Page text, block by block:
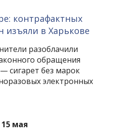
контрафактных
изъяли в Харькове
разоблачили
обращения
сигарет без марок
электронных
15 мая